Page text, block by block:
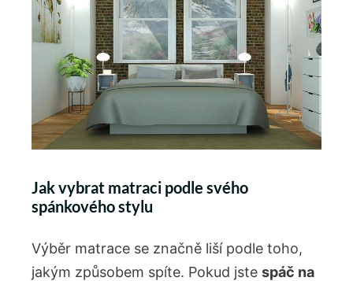
Jak vybrat matraci podle svého
spánkového stylu
Výběr matrace se značně liší podle toho,
jakým způsobem spíte. Pokud jste spáč na